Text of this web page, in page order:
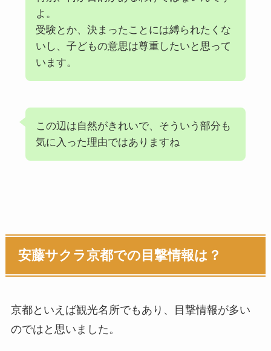
よ。
受験とか、決まったことには縛られたくな
いし、子どもの意思は尊重したいと思って
います。
この辺は自然がきれいで、そういう部分も
気に入った理由ではありますね
安藤サクラ京都での目撃情報は？
京都といえば観光名所でもあり、目撃情報が多い
のではと思いました。